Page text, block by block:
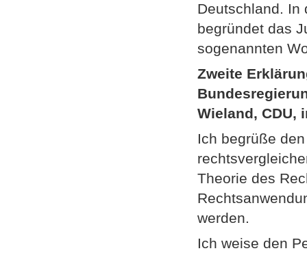
Deutschland. In
begründet das
sogenannten
Zweite
Wieland, CDU,
Ich begrüße
Theorie des
werden.
Ich weise den